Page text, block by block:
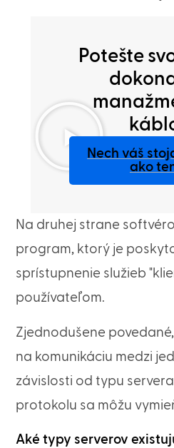
Potešte
Nech váš
ako
Na druhej strane
program, ktorý je
sprístupnenie služieb
používateľom.
Zjednodušene
na komunikáciu medzi
závislosti od typu
protokolu sa môžu
Aké typy serverov